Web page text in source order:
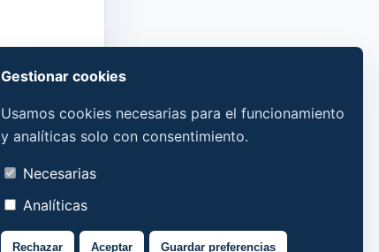
Gestionar cookies
Usamos cookies necesarias para el funcionamiento
y analíticas solo con consentimiento.
Necesarias
Analíticas
Rechazar Aceptar Guardar preferencias